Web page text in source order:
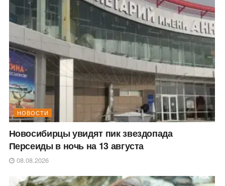
НОВОСТИ
Новосибирцы увидят пик звездопада
Персеиды в ночь на 13 августа
08.08.2026